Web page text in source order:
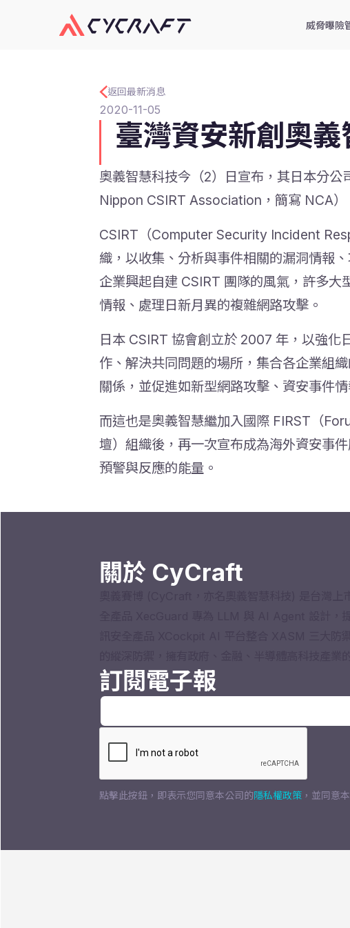
威脅曝險
返回最新消息
2020-11-05
臺灣資安新創奧
奧義智慧科技今（2）日宣布，其日本分
Nippon CSIRT Association，簡寫 NCA）
CSIRT（Computer Security Incident
織，以收集、分析與事件相關的漏洞情報
企業興起自建 CSIRT 團隊的風氣，許多
情報、處理日新月異的複雜網路攻擊。
日本 CSIRT 協會創立於 2007 年，以強化
作、解決共同問題的場所，集合各企業組
關係，並促進如新型網路攻擊、資安事件
而這也是奧義智慧繼加入國際 FIRST（
壇）組織後，再一次宣布成為海外資安事
預警與反應的能量。
關於 CyCraft
訂閱電子報
點擊此按鈕，即表示您同意本公司的隱私權政策 ，並同意